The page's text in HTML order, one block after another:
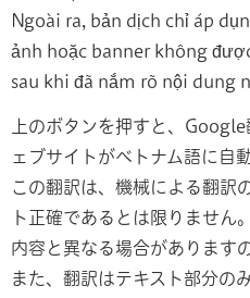
Ngoài ra, bản dịch chỉ áp
ảnh hoặc banner không
sau khi đã nắm rõ nội dung
上のボタンを押すと、
ェブサイトがベトナム語に自
この翻訳は、機械による翻訳
ト正確であるとは限りません
内容と異なる場合があります
また、翻訳はテキスト部分の